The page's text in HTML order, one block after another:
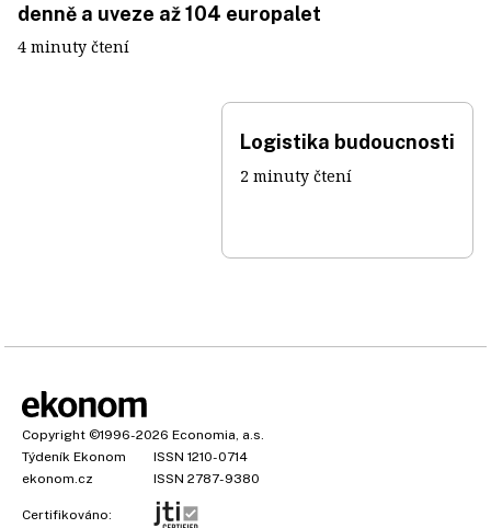
denně a uveze až 104 europalet
4 minuty čtení
Logistika budoucnosti
2 minuty čtení
Copyright ©1996-2026 Economia, a.s.
Týdeník Ekonom
ISSN 1210-0714
ekonom.cz
ISSN 2787-9380
Certifikováno: